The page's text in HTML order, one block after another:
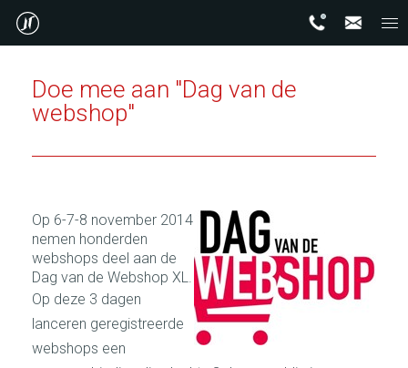
Doe mee aan "Dag van de
webshop"
Op 6-7-8 november 2014
nemen honderden
webshops deel aan de
Dag van de Webshop XL.
Op deze 3 dagen
lanceren geregistreerde
webshops een